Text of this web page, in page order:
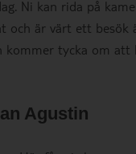
Ni kan rida på
och är värt ett besök
kommer tycka om
Agustin